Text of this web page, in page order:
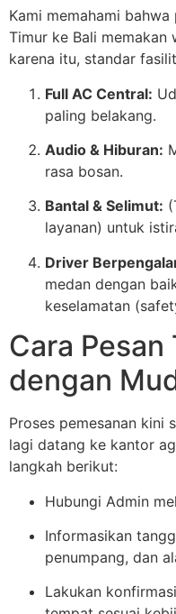
Kami memahami
Timur ke Bali memakan
karena itu, standar
Full AC Central:
paling belakang.
Audio & Hiburan:
rasa bosan.
Bantal & Selimut:
layanan) untuk
Driver
medan dengan
keselamatan
Cara Pesan
dengan
Proses pemesanan kini
lagi datang ke kantor
langkah berikut:
Hubungi Admin
Informasikan
penumpang, dan
Lakukan